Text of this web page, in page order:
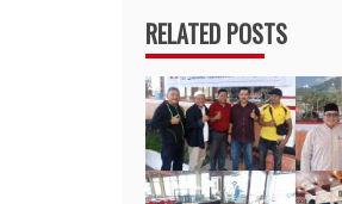
RELATED POSTS